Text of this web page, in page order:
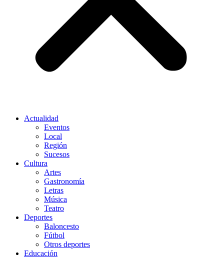
Actualidad
Eventos
Local
Región
Sucesos
Cultura
Artes
Gastronomía
Letras
Música
Teatro
Deportes
Baloncesto
Fútbol
Otros deportes
Educación